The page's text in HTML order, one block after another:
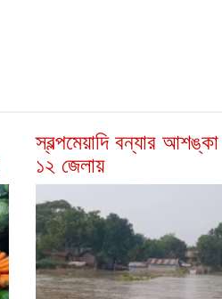
স্বল্পমেয়াদি বন্যার
১২ জেলায়